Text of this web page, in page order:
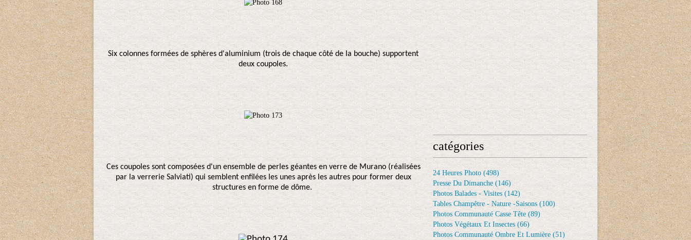
Six colonnes formées de sphères d'aluminium (trois de chaque côté de la bouche) supportent
deux coupoles.
Ces coupoles sont composées d'un ensemble de perles géantes en verre de Murano (réalisées
par la verrerie Salviati) qui semblent enfilées les unes après les autres pour former deux
structures en forme de dôme.
catégories
24 Heures Photo (498)
Presse Du Dimanche (146)
Photos Balades - Visites (142)
Tables Champêtre - Nature -saisons (100)
Photos Communauté Casse Tête (89)
Photos Végétaux Et Insectes (66)
Photos Communauté Ombre Et Lumière (51)